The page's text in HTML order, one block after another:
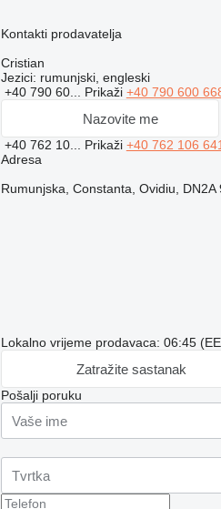
Kontakti prodavatelja
Cristian
Jezici: rumunjski, engleski
+40 790 60... Prikaži +40 790 600
Nazovite me
+40 762 10... Prikaži +40 762 106 641
Adresa
Rumunjska, Constanta, Ovidiu,
Lokalno vrijeme prodavaca: 06:45
Zatražite sastanak
Pošalji poruku